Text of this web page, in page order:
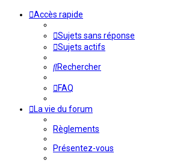
Accès rapide
Sujets sans réponse
Sujets actifs
Rechercher
FAQ
La vie du forum
Règlements
Présentez-vous